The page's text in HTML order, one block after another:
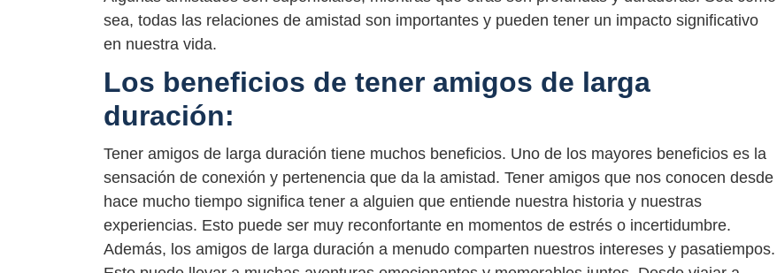
sea, todas las relaciones de amistad son importantes y pueden tener un impacto significativo
en nuestra vida.
Los beneficios de tener amigos de larga
duración:
Tener amigos de larga duración tiene muchos beneficios. Uno de los mayores beneficios es la
sensación de conexión y pertenencia que da la amistad. Tener amigos que nos conocen desde
hace mucho tiempo significa tener a alguien que entiende nuestra historia y nuestras
experiencias. Esto puede ser muy reconfortante en momentos de estrés o incertidumbre.
Además, los amigos de larga duración a menudo comparten nuestros intereses y pasatiempos.